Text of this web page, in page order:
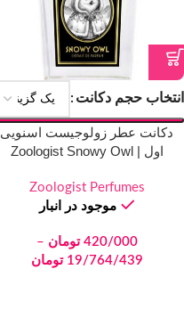
انتخاب حجم دکانت
دکانت عطر زولوجیست اسنویی
اول | Zoologist Snowy Owl
Zoologist Perfumes
موجود در انبار
420/000 تومان –
19/764/439 تومان